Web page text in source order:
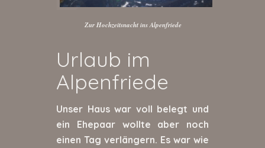
Zur Hochzeitsnacht ins Alpenfriede
Urlaub im
Alpenfriede
Unser Haus war voll belegt und
ein Ehepaar wollte aber noch
einen Tag verlängern. Es war wie